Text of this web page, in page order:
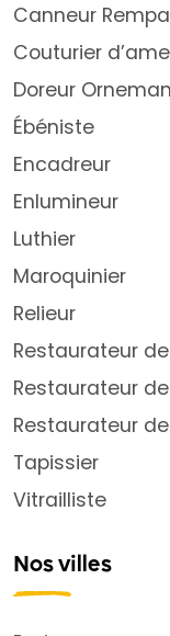
Canneur
Couturier
Doreur
Ébéniste
Encadreur
Enlumineur
Luthier
Maroquinier
Relieur
Restaurateur
Restaurateur
Restaurateur
Tapissier
Vitrailliste
Nos villes